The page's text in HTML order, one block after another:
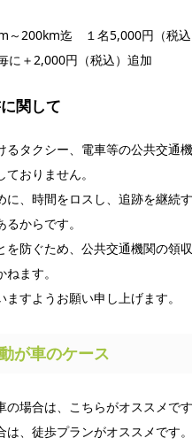
～200km迄 １名5,000円（税込
＋2,000円（税込）追加
関して
るタクシー、電車等の公共交通
おりません。
に、時間をロスし、追跡を継続
からです。
を防ぐため、公共交通機関の領
ます。
すようお願い申し上げます。
が車のケース
の場合は、こちらがオススメで
は、徒歩プランがオススメです。